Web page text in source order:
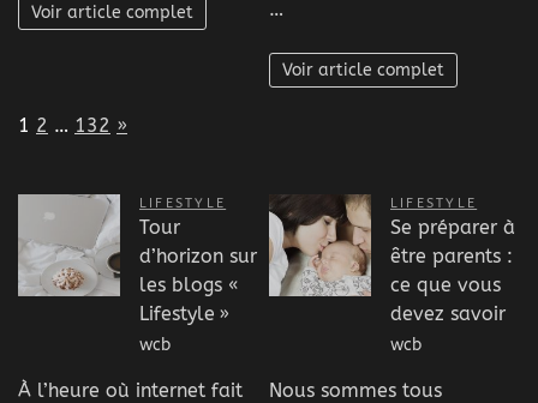
Voir article complet
…
Voir article complet
Page:
1 2 … 132 Next
»
LIFESTYLE
Tour
d’horizon sur
les blogs «
Lifestyle »
wcb
À l’heure où internet fait
LIFESTYLE
Se préparer à
être parents :
ce que vous
devez savoir
wcb
Nous sommes tous